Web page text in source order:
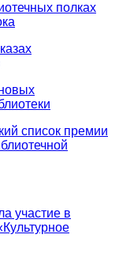
полках
список премии
участие в